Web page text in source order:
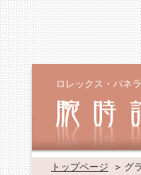
ロレックス・パネ
トップページ グ